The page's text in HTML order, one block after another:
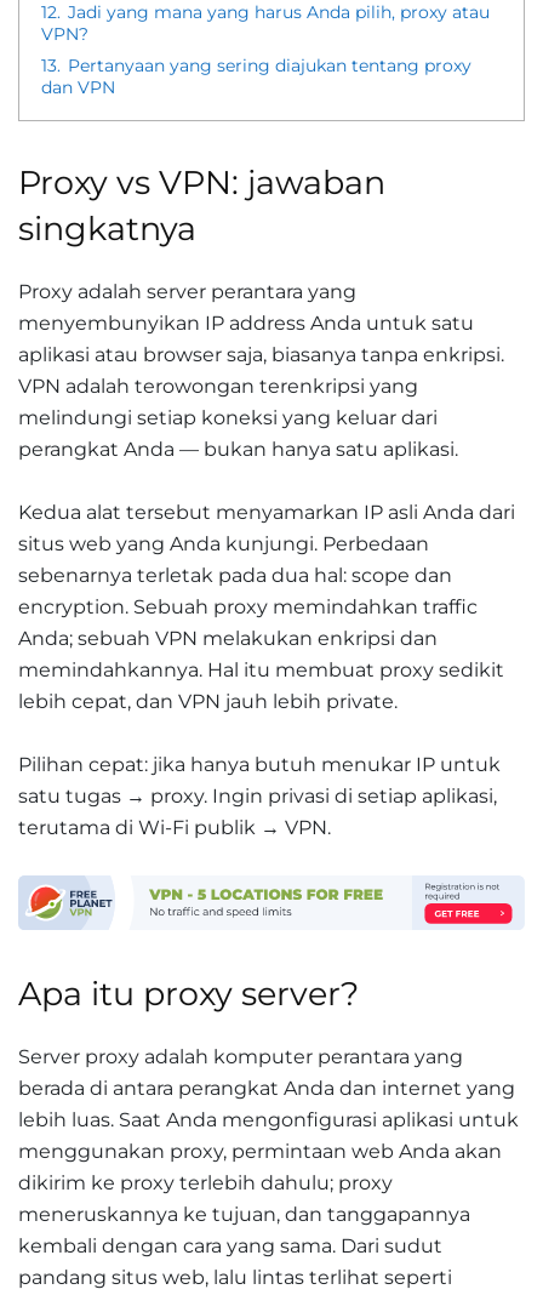
12. Jadi yang mana yang harus Anda pilih, proxy atau
VPN?
13. Pertanyaan yang sering diajukan tentang proxy
dan VPN
Proxy vs VPN: jawaban
singkatnya
Proxy adalah server perantara yang
menyembunyikan IP address Anda untuk satu
aplikasi atau browser saja, biasanya tanpa enkripsi.
VPN adalah terowongan terenkripsi yang
melindungi setiap koneksi yang keluar dari
perangkat Anda — bukan hanya satu aplikasi.
Kedua alat tersebut menyamarkan IP asli Anda dari
situs web yang Anda kunjungi. Perbedaan
sebenarnya terletak pada dua hal: scope dan
encryption. Sebuah proxy memindahkan traffic
Anda; sebuah VPN melakukan enkripsi dan
memindahkannya. Hal itu membuat proxy sedikit
lebih cepat, dan VPN jauh lebih private.
Pilihan cepat: jika hanya butuh menukar IP untuk
satu tugas → proxy. Ingin privasi di setiap aplikasi,
terutama di Wi-Fi publik → VPN.
Apa itu proxy server?
Server proxy adalah komputer perantara yang
berada di antara perangkat Anda dan internet yang
lebih luas. Saat Anda mengonfigurasi aplikasi untuk
menggunakan proxy, permintaan web Anda akan
dikirim ke proxy terlebih dahulu; proxy
meneruskannya ke tujuan, dan tanggapannya
kembali dengan cara yang sama. Dari sudut
pandang situs web, lalu lintas terlihat seperti